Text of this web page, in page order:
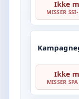
Ikke
MISSER
Ikke
MISSER